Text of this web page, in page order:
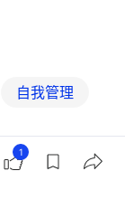
自我管理
1